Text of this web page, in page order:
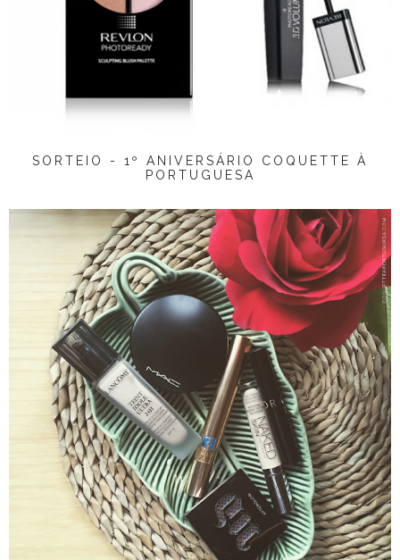
SORTEIO - 1º ANIVERSÁRIO COQUETTE À
PORTUGUESA